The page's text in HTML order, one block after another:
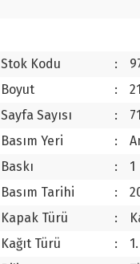
Stok Kodu :
Boyut
:
Sayfa Sayısı
:
Basım Yeri
:
Baskı
:
1
Basım Tarihi
:
Kapak Türü
:
Kağıt Türü
: